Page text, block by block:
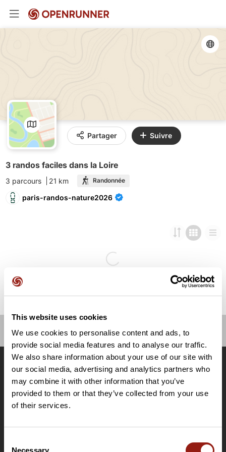
This website uses cookies
We use cookies to personalise content and ads, to
provide social media features and to analyse our traffic.
We also share information about your use of our site with
our social media, advertising and analytics partners who
may combine it with other information that you’ve
provided to them or that they’ve collected from your use
of their services.
Necessary
Partager Suivre
3 randos faciles dans la Loire
3 parcours 21 km Randonnée
paris-randos-nature2026
OpenRunner
Equipe
Carrières
À propos
Contact
Offres
Fonds de cartes topographiques